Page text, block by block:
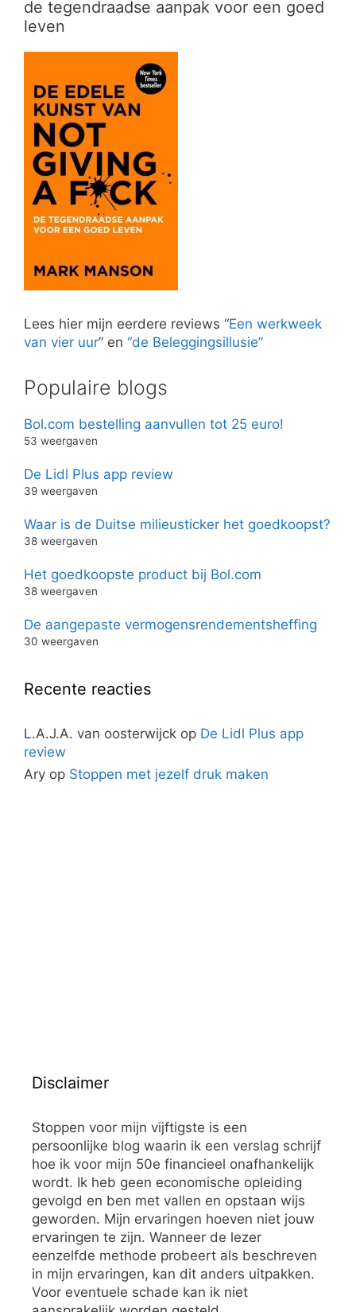
de tegendraadse aanpak voor een goed
leven
Lees hier mijn eerdere reviews “Een werkweek
van vier uur” en “de Beleggingsillusie”
Populaire blogs
Bol.com bestelling aanvullen tot 25 euro!
53 weergaven
De Lidl Plus app review
39 weergaven
Waar is de Duitse milieusticker het goedkoopst?
38 weergaven
Het goedkoopste product bij Bol.com
38 weergaven
De aangepaste vermogensrendementsheffing
30 weergaven
Recente reacties
L.A.J.A. van oosterwijck op De Lidl Plus app
review
Ary op Stoppen met jezelf druk maken
Disclaimer
Stoppen voor mijn vijftigste is een
persoonlijke blog waarin ik een verslag schrijf
hoe ik voor mijn 50e financieel onafhankelijk
wordt. Ik heb geen economische opleiding
gevolgd en ben met vallen en opstaan wijs
geworden. Mijn ervaringen hoeven niet jouw
ervaringen te zijn. Wanneer de lezer
eenzelfde methode probeert als beschreven
in mijn ervaringen, kan dit anders uitpakken.
Voor eventuele schade kan ik niet